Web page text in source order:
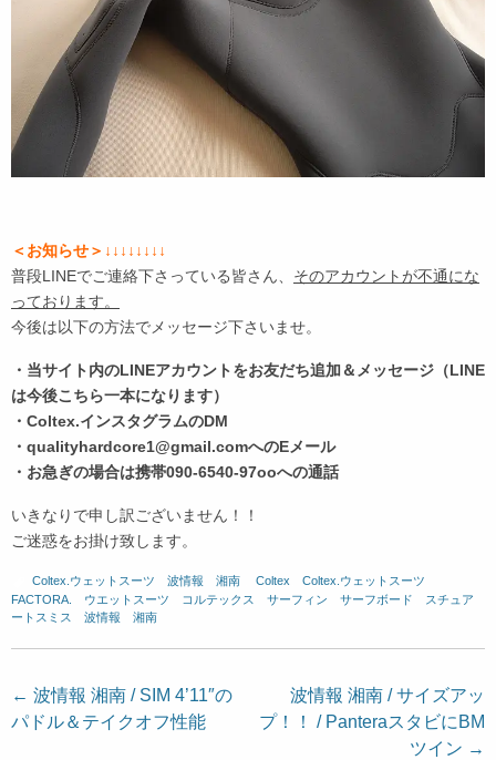
＜お知らせ＞↓↓↓↓↓↓↓↓
普段LINEでご連絡下さっている皆さん、 そのアカウントが不通にな
っております。
今後は以下の方法でメッセージ下さいませ。
・当サイト内のLINEアカウントをお友だち追加＆メッセージ（LINE
は今後こちら一本になります）
・Coltex.インスタグラムのDM
・qualityhardcore1@gmail.comへのEメール
・お急ぎの場合は携帯090-6540-97ooへの通話
いきなりで申し訳ございません！！
ご迷惑をお掛け致します。
Coltex.ウェットスーツ 波情報 湘南 Coltex Coltex.ウェットスーツ
FACTORA.
ウエットスーツ コルテックス サーフィン サーフボード
スチュア
ートスミス
波情報 湘南
投
稿
← 波情報 湘南 / SIM 4’11″の
パドル＆テイクオフ性能
波情報 湘南 / サイズアッ
プ！！ / PanteraスタビにBM
ツイン →